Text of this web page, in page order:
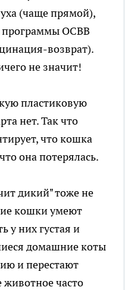
(чаще прямой),
программы ОСВВ
возврат).
не значит!
пластиковую
нет. Так что
что кошка
она потерялась.
дикий" тоже не
кошки умеют
у них густая и
домашние коты
и перестают
животное часто